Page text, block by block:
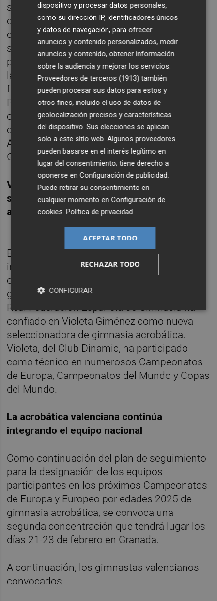
seguimiento y selección de gimnastas de
cara al calendario provisional de
competiciones, se convocó hace unas
semanas una serie de controles técnicos
presenciales y online. En la categoría sénior,
las gimnastas valencianas que asistieron
fueron Laura Casabuena, del club El
Pastoret, y Sara Pinilla, de La Plana; que
continúan en dinámica de entrenamiento
con la selección nacional. Además, Néstor
Abad sigue integrando el equipo nacional de
GAM.
Violeta Giménez se estrena como
seleccionadora nacional de gimnasia
acrobática
En gimnasia acrobática, tras los éxitos
internacionales cosechados en 2024 por el
equipo nacional integrado por varios
gimnastas valencianos, para este 2025 la
Real Federación Española de Gimnasia ha
confiado en Violeta Giménez como nueva
seleccionadora de gimnasia acrobática.
Violeta, del Club Dinamic, ha participado
como técnico en numerosos Campeonatos
de Europa, Campeonatos del Mundo y Copas
del Mundo.
La acrobática valenciana continúa
integrando el equipo nacional
Como continuación del plan de seguimiento
para la designación de los equipos
participantes en los próximos Campeonatos
de Europa y Europeo por edades 2025 de
gimnasia acrobática, se convoca una
segunda concentración que tendrá lugar los
días 21-23 de febrero en Granada.
A continuación, los gimnastas valencianos
convocados.
dispositivo y procesar datos personales,
como su dirección IP, identificadores únicos
y datos de navegación, para ofrecer
anuncios y contenido personalizados, medir
anuncios y contenido, obtener información
sobre la audiencia y mejorar los servicios.
Proveedores de terceros (1913) también
pueden procesar sus datos para estos y
otros fines, incluido el uso de datos de
geolocalización precisos y características
del dispositivo. Sus elecciones se aplican
solo a este sitio web. Algunos proveedores
pueden basarse en el interés legítimo en
lugar del consentimiento; tiene derecho a
oponerse enConfiguración de publicidad
Puede retirar su consentimiento en
cualquier momento enConfiguración de
cookies .Política de privacidad
ACEPTAR TODO
RECHAZAR TODO
CONFIGURAR